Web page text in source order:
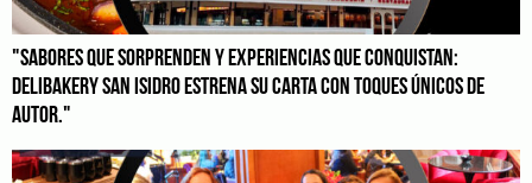
"SABORES QUE SORPRENDEN Y EXPERIENCIAS QUE CONQUISTAN:
DELIBAKERY SAN ISIDRO ESTRENA SU CARTA CON TOQUES ÚNICOS DE
AUTOR."